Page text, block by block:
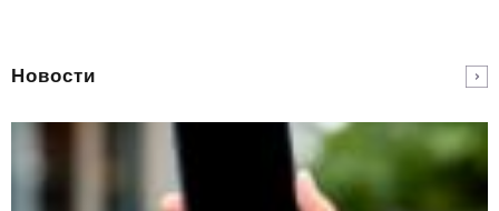
Новости